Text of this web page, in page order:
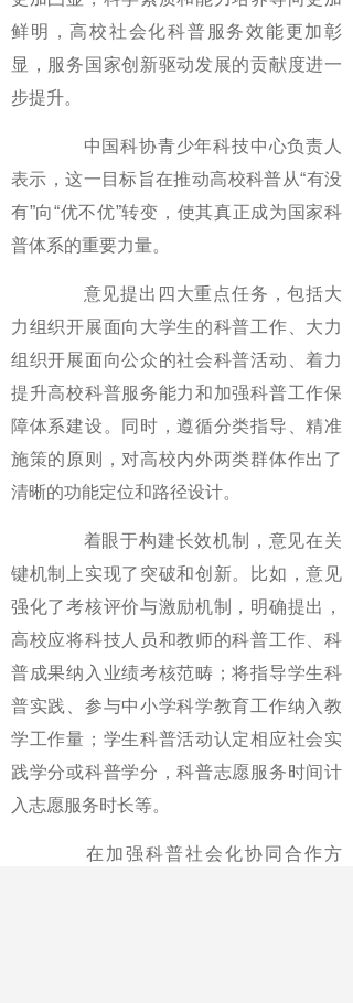
鲜明，高校社会化科普服务效能更加彰
显，服务国家创新驱动发展的贡献度进一
步提升。
中国科协青少年科技中心负责人
表示，这一目标旨在推动高校科普从“有没
有”向“优不优”转变，使其真正成为国家科
普体系的重要力量。
意见提出四大重点任务，包括大
力组织开展面向大学生的科普工作、大力
组织开展面向公众的社会科普活动、着力
提升高校科普服务能力和加强科普工作保
障体系建设。同时，遵循分类指导、精准
施策的原则，对高校内外两类群体作出了
清晰的功能定位和路径设计。
着眼于构建长效机制，意见在关
键机制上实现了突破和创新。比如，意见
强化了考核评价与激励机制，明确提出，
高校应将科技人员和教师的科普工作、科
普成果纳入业绩考核范畴；将指导学生科
普实践、参与中小学科学教育工作纳入教
学工作量；学生科普活动认定相应社会实
践学分或科普学分，科普志愿服务时间计
入志愿服务时长等。
在加强科普社会化协同合作方